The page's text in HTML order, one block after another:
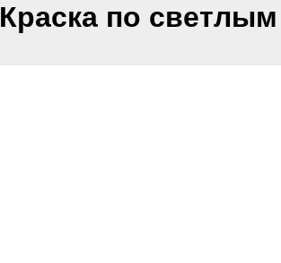
Краска по